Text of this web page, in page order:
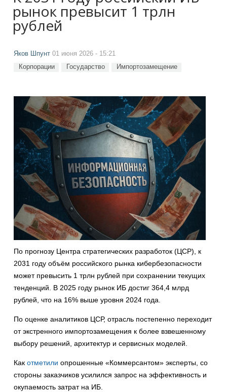
рынок превысит 1 трлн
рублей
Яков Шпунт 01 июня 2026 - 15:21
Корпорации Государство Импортозамещение
По прогнозу Центра стратегических разработок (ЦСР), к
2031 году объём российского рынка кибербезопасности
может превысить 1 трлн рублей при сохранении текущих
тенденций. В 2025 году рынок ИБ достиг 364,4 млрд
рублей, что на 16% выше уровня 2024 года.
По оценке аналитиков ЦСР, отрасль постепенно переходит
от экстренного импортозамещения к более взвешенному
выбору решений, архитектур и сервисных моделей.
Как отметили опрошенные «Коммерсантом» эксперты, со
стороны заказчиков усилился запрос на эффективность и
окупаемость затрат на ИБ.